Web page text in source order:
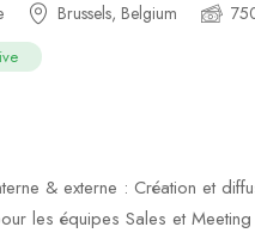
Brussels, Belgium
& externe : Création et
les équipes Sales et